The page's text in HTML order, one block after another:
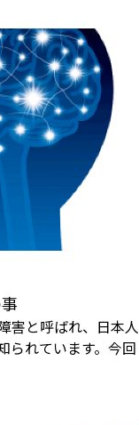
害と呼ばれ、日本人
られています。今回